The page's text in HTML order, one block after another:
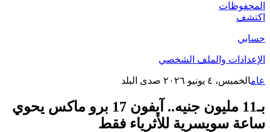
المحفوظات
اكتشف
حسابي
الإعدادات والملف الشخصي
عامالخميس، ٤ يونيو ٢٠٢٦ صدى البلد
بـ11 مليون جنيه.. آيفون 17 برو ماكس يحوي
ساعة سويسرية للأثرياء فقط